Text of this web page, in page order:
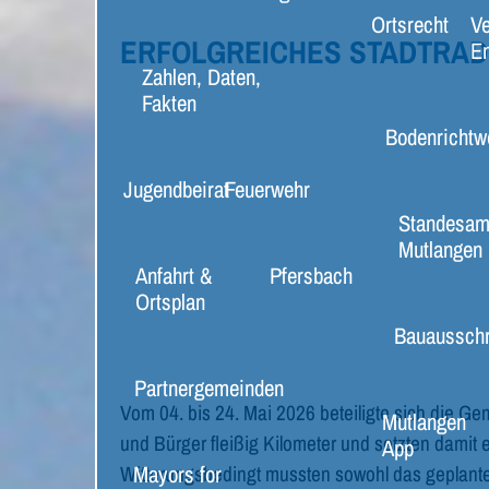
Zahlen, Daten,
Fakten
JugendbeiratFeuerwehr
Anfahrt &
Ortsplan
Pfersbach
Partnergemeinden
Mayors for
Ortsrecht
Mutlangen
Mutlangen
App
ERFOLGREICHES
Vom 04. bis 24. Mai 2026 beteiligte sich die
und Bürger fleißig Kilometer und setzten
Witterungsbedingt mussten sowohl das